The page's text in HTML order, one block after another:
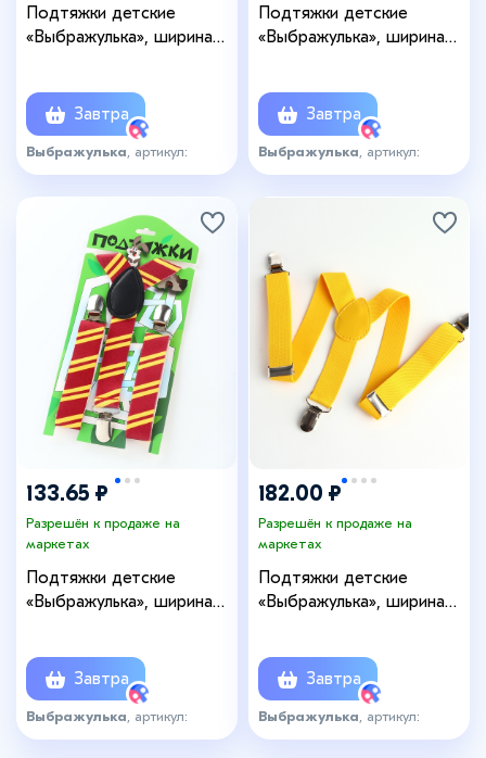
Подтяжки детские
«Выбражулька», ширина
Завтра
Выбражулька , артикул:
8054905
Подтяжки детские
«Выбражулька», ширина
Завтра
Выбражулька , артикул:
8054904
133.65 ₽
Разрешён к продаже на
маркетах
Подтяжки детские
«Выбражулька», ширина
Завтра
Выбражулька , артикул:
8054901
182.00 ₽
Разрешён к продаже на
маркетах
Подтяжки детские
«Выбражулька», ширина
Завтра
Выбражулька , артикул:
7230413